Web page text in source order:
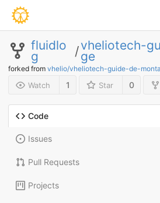
fluidlo
g /vheliotech-
ge
forked from vhelio/vheliotech-guide-de-
Watch 1 Star 0
Code
Issues
Pull Requests
Projects